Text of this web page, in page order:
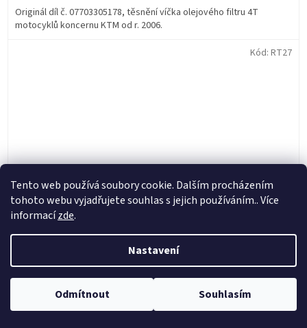
Tento web používá soubory cookie. Dalším procházením
tohoto webu vyjadřujete souhlas s jejich používáním.. Více
informacízde.
Nastavení
Odmítnout Souhlasím
Originál díl č. 07703305178, těsnění víčka olejového filtru 4T
motocyklů koncernu KTM od r. 2006.
TUBLISS náhradní páska 27mm zadní 18" a 19",
NUETECH - USA
Kód: RT27